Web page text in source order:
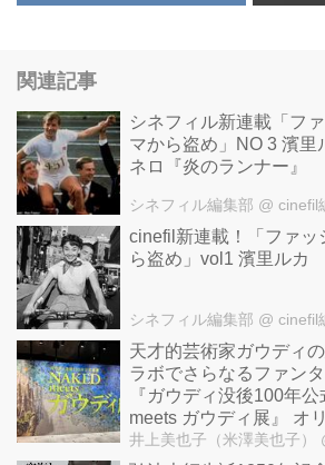
関連記事
シネフィル新連載「フ
マから盗め」NO 3 濱里
ネロ『炎のランナー』
シネフィル編集部 @ cinefil
cinefil新連載！「ファッ
ら盗め」vol1 濱里ルカ
シネフィル編集部 @ cinefil
天才的芸術家ガウディ
ラボでさらなるファン
『ガウディ没後100年
meets ガウディ展』 オ
ウディ手記など秘蔵のコ
井上美也子（米澤美也子）